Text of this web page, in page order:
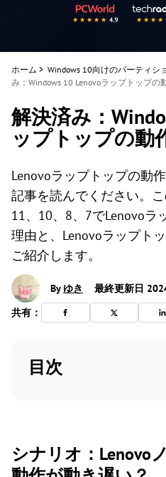
ホーム > Windows 10向けのパーティシ
み：Windows 10 Lenovoラップトップの
解決済み：
ップトップの動
Lenovoラップトップの動
記事を読んでください。
11、10、8、7でLenovoラ
理由と、Lenovoラップト
ご紹介します。
By ゆき
最終更新日
共有：
目次
シナリオ：Lenovo